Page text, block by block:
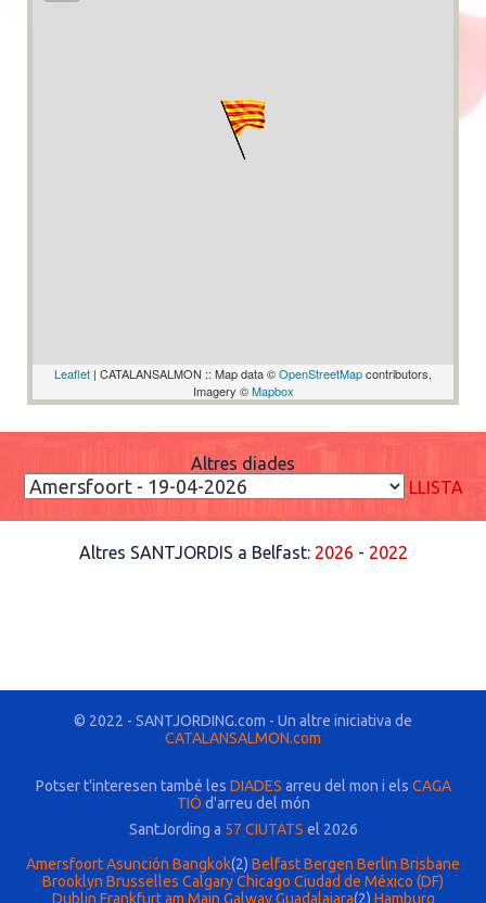
Leaflet | CATALANSALMON :: Map data ©OpenStreetMapcontributors,
Imagery ©Mapbox
Altres diades
LLISTA
Altres SANTJORDIS a Belfast: 2026 - 2022
© 2022 - SANTJORDING.com - Un altre iniciativa de
CATALANSALMON.com
Potser t'interesen també les DIADES arreu del mon i els CAGA
TIÓ d'arreu del món
SantJording a 57 CIUTATS el 2026
AmersfoortAsunción Bangkok(2) BelfastBergen Berlin Brisbane
Brooklyn Brusselles CalgaryChicago Ciudad de México (DF)
Dublin Frankfurt am Main Galway Guadalajara(2) Hamburg